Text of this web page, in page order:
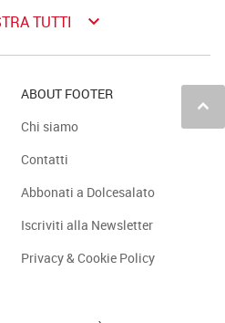
TUTTI keyboard_arrow_down
keyboard_arrow_up
ABOUT FOOTER
Chi siamo
Contatti
Abbonati a Dolcesalato
Iscriviti alla Newsletter
Privacy & Cookie Policy